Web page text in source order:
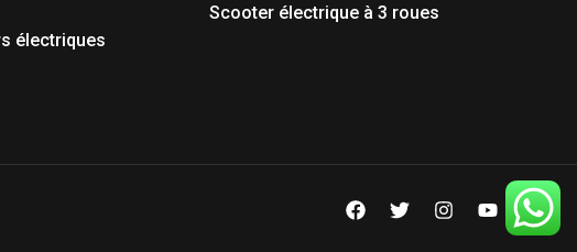
électriques
Scooter électrique à 3 roues